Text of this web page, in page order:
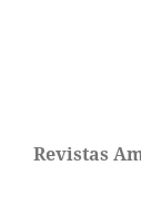
Revistas